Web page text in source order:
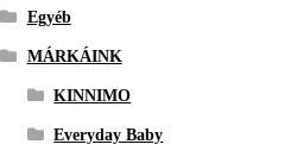
Egyéb
MÁRKÁINK
KINNIMO
Everyday Baby